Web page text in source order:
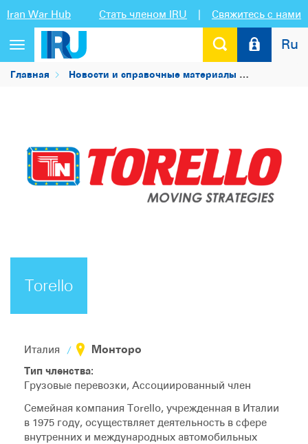
Iran War Hub Стать членом IRU | Свяжитесь с нами
Переключить
навигацию
Ru
Главная Новости и справочные материалы
Torello
Италия Монторо
Тип членства:
Грузовые перевозки, Ассоциированный член
Семейная компания Torello, учрежденная в Италии
в 1975 году, осуществляет деятельность в сфере
внутренних и международных автомобильных